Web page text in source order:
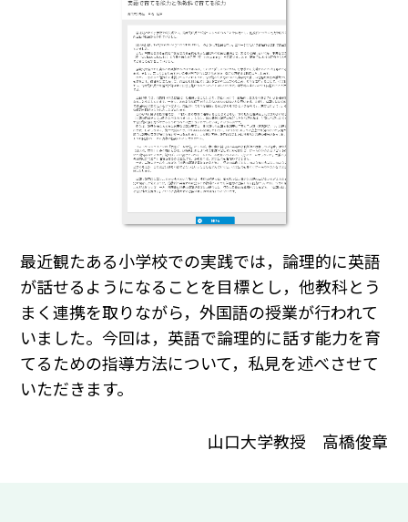
最近観たある小学校での実践では，論理的に英語
が話せるようになることを目標とし，他教科とう
まく連携を取りながら，外国語の授業が行われて
いました。今回は，英語で論理的に話す能力を育
てるための指導方法について，私見を述べさせて
いただきます。
山口大学教授 高橋俊章